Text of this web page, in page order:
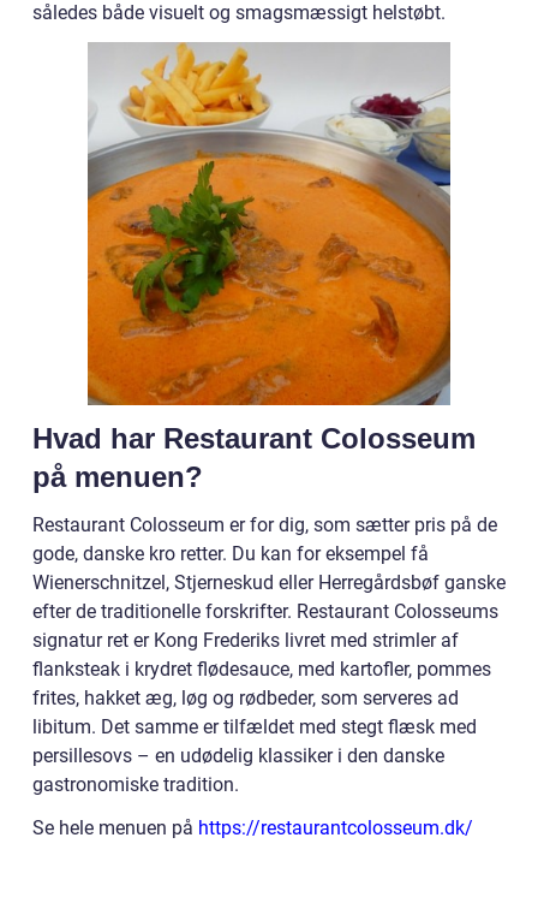
således både visuelt og smagsmæssigt helstøbt.
Hvad har Restaurant Colosseum
på menuen?
Restaurant Colosseum er for dig, som sætter pris på de
gode, danske kro retter. Du kan for eksempel få
Wienerschnitzel, Stjerneskud eller Herregårdsbøf ganske
efter de traditionelle forskrifter. Restaurant Colosseums
signatur ret er Kong Frederiks livret med strimler af
flanksteak i krydret flødesauce, med kartofler, pommes
frites, hakket æg, løg og rødbeder, som serveres ad
libitum. Det samme er tilfældet med stegt flæsk med
persillesovs – en udødelig klassiker i den danske
gastronomiske tradition.
Se hele menuen på https://restaurantcolosseum.dk/